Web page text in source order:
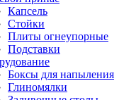
Капсель
Стойки
Плиты огнеупорные
Подставки
Боксы для напыления
Глиномялки